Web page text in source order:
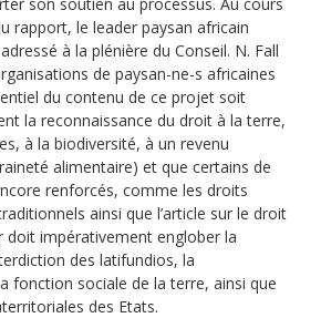
rapport, le leader paysan africain
à la plénière du Conseil. N. Fall
de paysan-ne-s africaines
du contenu de ce projet soit
la reconnaissance du droit à la terre,
à la biodiversité, à un revenu
alimentaire) et que certains de
renforcés, comme les droits
ainsi que l’article sur le droit
doit impérativement englober la
des latifundios, la
fonction sociale de la terre, ainsi que
des Etats.